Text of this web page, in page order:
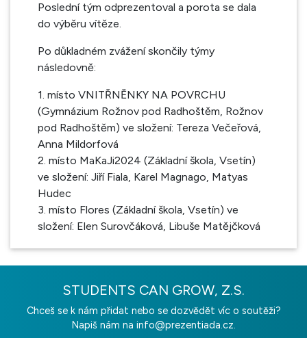
Poslední tým odprezentoval a porota se dala
do výběru vítěze.
Po důkladném zvážení skončily týmy
následovně:
1. místo VNITŘNĚNKY NA POVRCHU
(Gymnázium Rožnov pod Radhoštěm, Rožnov
pod Radhoštěm) ve složení: Tereza Večeřová,
Anna Mildorfová
2. místo MaKaJi2024 (Základní škola, Vsetín)
ve složení: Jiří Fiala, Karel Magnago, Matyas
Hudec
3. místo Flores (Základní škola, Vsetín) ve
složení: Elen Surovčáková, Libuše Matějčková
STUDENTS CAN GROW, Z.S.
Chceš se k nám přidat nebo se dozvědět víc o soutěži?
Napiš nám na info@prezentiada.cz.